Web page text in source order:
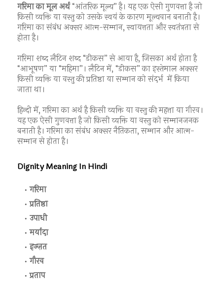
गरिमा का मूल अर्थ“आंतरिक मूल्य” है। यह एक ऐसी गुणवत्ता है जो
किसी व्यक्ति या वस्तु को उसके स्वयं के कारण मूल्यवान बनाती है।
गरिमा का संबंध अक्सर आत्म-सम्मान, स्वायत्तता और स्वतंत्रता से
होता है।
गरिमा शब्द लैटिन शब्द “डीकस” से आया है, जिसका अर्थ होता है
“आभूषण” या “महिमा”। लैटिन में, “डीकस” का इस्तेमाल अक्सर
किसी व्यक्ति या वस्तु की प्रतिष्ठा या सम्मान को संदर्भ में किया
जाता था।
हिन्दी में, गरिमा का अर्थ है किसी व्यक्ति या वस्तु की महत्ता या गौरव।
यह एक ऐसी गुणवत्ता है जो किसी व्यक्ति या वस्तु को सम्मानजनक
बनाती है। गरिमा का संबंध अक्सर नैतिकता, सम्मान और आत्म-
सम्मान से होता है।
Dignity Meaning In Hindi
गरिमा
प्रतिष्ठा
उपाधी
मर्यादा
इज्ज़त
गौरव
प्रताप